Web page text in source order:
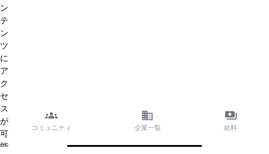
ン
テ
ン
ツ
に
ア
ク
セ
ス
が
可
能
コミュニティ 企業一覧 給料